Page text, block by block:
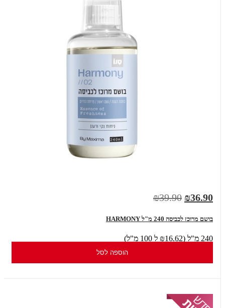
₪36.90
₪39.90
בושם מרוכז לכביסה 240 מ"ל HARMONY
240 מ"ל (₪16.62 ל 100 מ"ל)
הוספה לסל